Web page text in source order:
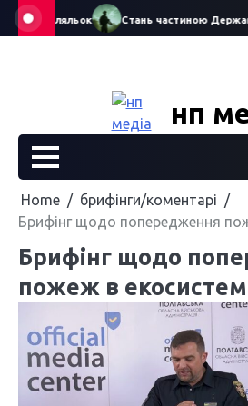
Skip
ляльок Стань частиною
нп
Home
брифінги/коментарі
Брифінг щодо попередження
Брифінг щодо
пожеж в